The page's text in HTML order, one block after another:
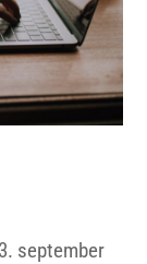
september